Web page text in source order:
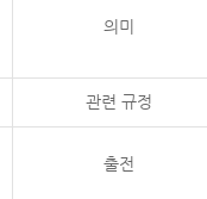
의미
관련 규정
출전